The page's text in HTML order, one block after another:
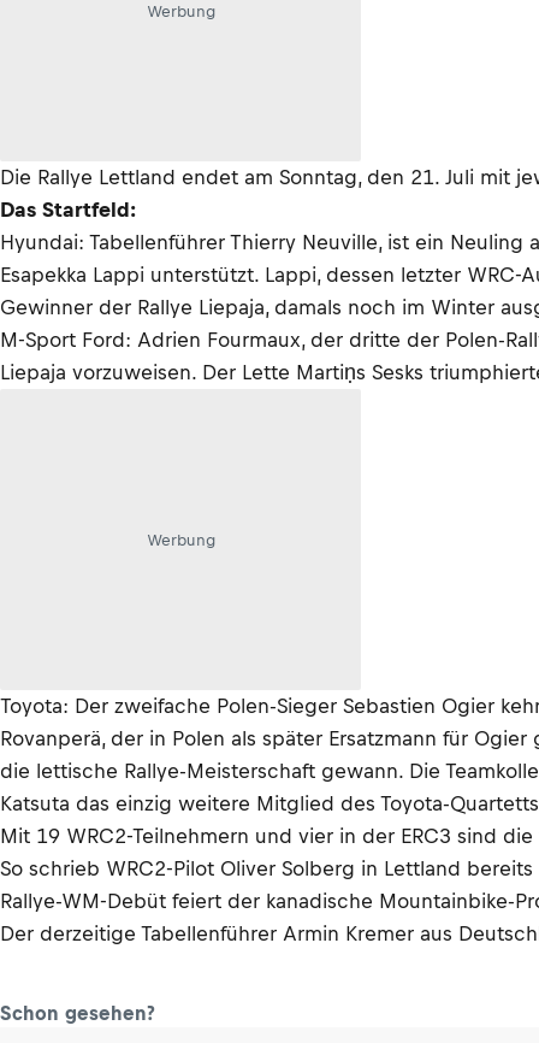
Werbung
Die Rallye Lettland endet am Sonntag, den 21. Juli mit
Das Startfeld:
Hyundai: Tabellenführer Thierry Neuville, ist ein
Esapekka Lappi unterstützt. Lappi, dessen letzter
Gewinner der Rallye Liepaja, damals noch im Winter
M-Sport Ford: Adrien Fourmaux, der dritte der Polen-
Liepaja vorzuweisen. Der Lette Martiṇs Sesks
Werbung
Toyota: Der zweifache Polen-Sieger Sebastien Ogier
Rovanperä, der in Polen als später Ersatzmann für
die lettische Rallye-Meisterschaft gewann. Die
Katsuta das einzig weitere Mitglied des Toyota-
Mit 19 WRC2-Teilnehmern und vier in der ERC3 sind
So schrieb WRC2-Pilot Oliver Solberg in Lettland
Rallye-WM-Debüt feiert der kanadische Mountainbike-
Der derzeitige Tabellenführer Armin Kremer aus
Schon gesehen?